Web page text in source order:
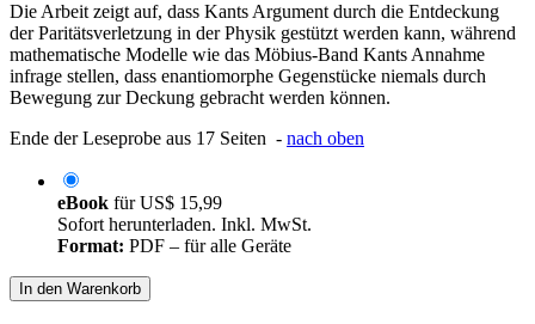
Die Arbeit zeigt auf, dass Kants Argument durch die Entdeckung
der Paritätsverletzung in der Physik gestützt werden kann, während
mathematische Modelle wie das Möbius-Band Kants Annahme
infrage stellen, dass enantiomorphe Gegenstücke niemals durch
Bewegung zur Deckung gebracht werden können.
Ende der Leseprobe aus 17 Seiten - nach oben
eBook fürUS$ 15,99
Sofort herunterladen. Inkl. MwSt.
Format: PDF – für alle Geräte
In den Warenkorb